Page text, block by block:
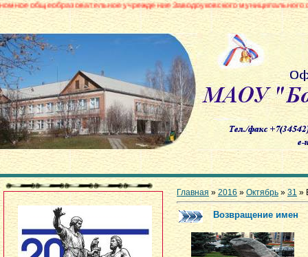
учреждение Заводоуковского муниципального округа
Главная »2016 » Октябрь » 31 »
Возвращение имен